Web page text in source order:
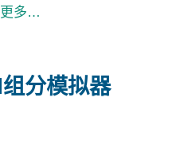
多…
组分模拟器